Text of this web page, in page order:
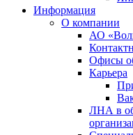
Информация
О компании
АО
Офисы
Карьера
ЛНА в